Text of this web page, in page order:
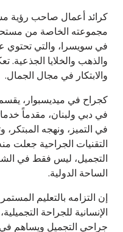
كرائد أعمال صاحب رؤية
مجموعته الخاصة من
في سويسرا، والتي تحتوي
والذهب والخلايا الجذعية.
والابتكار في مجال الجمال.
كجراح في ميديسبوار،
في دبي ولبنان، مقدماً
في التميز، ونهجه
التقنيات الجراحية جعلت
التجميل، ليس فقط في
الساحة الدولية.
إن التزامه بالتعليم
الإنسانية للجراحة
جراحي التجميل ويساهم